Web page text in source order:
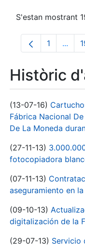
S'estan mostrant
Pàgina
1 ...
Històric
(13-07-16)
Fábrica Nacional
De La Moneda
(27-11-13)
fotocopiadora
(07-11-13)
aseguramiento en la
(09-10-13)
digitalización de la
(29-07-13) Servicio